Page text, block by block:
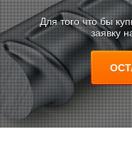
А
Р
Для того что бы
заявку